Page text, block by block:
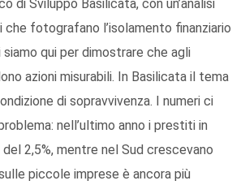
di Sviluppo Basilicata, con un’analisi
fotografano l’isolamento finanziario
qui per dimostrare che agli
azioni misurabili. In Basilicata il tema
di sopravvivenza. I numeri ci
nell’ultimo anno i prestiti in
2,5%, mentre nel Sud crescevano
piccole imprese è ancora più